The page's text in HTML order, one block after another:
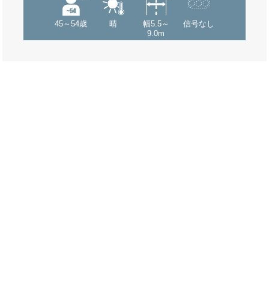
45～54歳 晴
幅5.5～
9.0m
信号なし